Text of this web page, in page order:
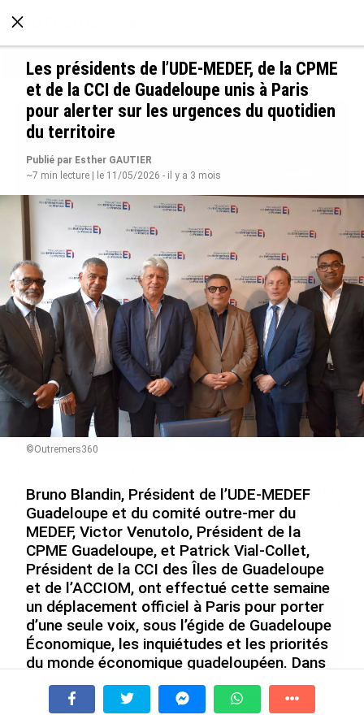
À LA UNE POLITIQUE ECONOMIE SOCIÉTÉ
Avec VEENI, le Guadeloupéen Yanis Foy entend
participer au développement touristique des
Outre-mer
le 06/08/2026
Antilles, Olivier Cotta prend
la direction générale de la
Société Réunionnaise des
Produits Pétroliers
le 05/08/2026
consommation diminuent à
La Réunion et augmentent à
Mayotte (Insee)
le 04/08/2026
INTERVIEW. À Wallis-et-Futuna, un
tourisme authentique et durable en
plein essor...
le 04/08/2026
Prix à la consommation en juin 2026 :
progression en Guadeloupe, recul en
À la une Tv Radio A Propos
Les présidents de l’UDE-MEDEF, de la CPME
et de la CCI de Guadeloupe unis à Paris
pour alerter sur les urgences du quotidien
du territoire
Publié par Esther GAUTIER
~7 min lecture | le 11/05/2026 - il y a 3 mois
©Outremers360
Bruno Blandin, Président de l’UDE-MEDEF
Guadeloupe et du comité outre-mer du
MEDEF, Victor Venutolo, Président de la
CPME Guadeloupe, et Patrick Vial-Collet,
Président de la CCI des Îles de Guadeloupe
et de l’ACCIOM, ont effectué cette semaine
un déplacement officiel à Paris pour porter
d’une seule voix, sous l’égide de Guadeloupe
Économique, les inquiétudes et les priorités
du monde économique guadeloupéen. Dans
une interview accordée à Outremers360, les
trois Présidents ont détaillé les raisons de
cette mobilisation inédite : remettre les